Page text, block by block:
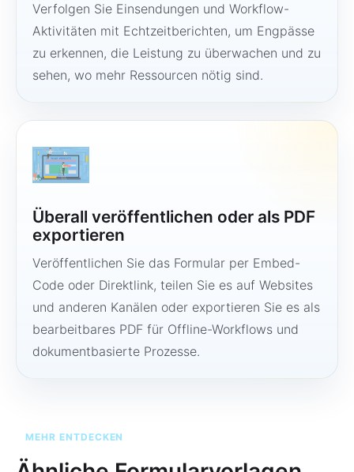
Verfolgen Sie Einsendungen und Workflow-
Aktivitäten mit Echtzeitberichten, um Engpässe
zu erkennen, die Leistung zu überwachen und zu
sehen, wo mehr Ressourcen nötig sind.
Überall veröffentlichen oder als PDF
exportieren
Veröffentlichen Sie das Formular per Embed-
Code oder Direktlink, teilen Sie es auf Websites
und anderen Kanälen oder exportieren Sie es als
bearbeitbares PDF für Offline-Workflows und
dokumentbasierte Prozesse.
MEHR ENTDECKEN